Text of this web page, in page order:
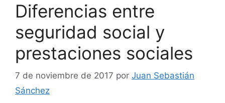
Diferencias entre
seguridad social y
prestaciones sociales
7 de noviembre de 2017 por Juan Sebastián
Sánchez